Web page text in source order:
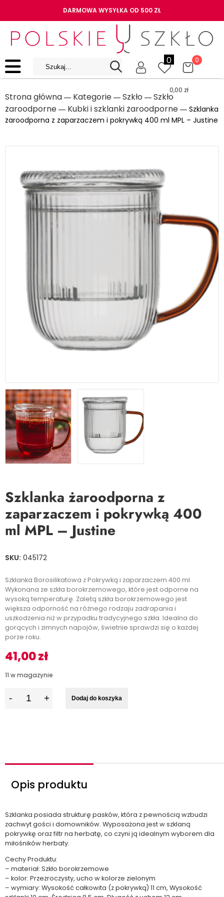
DARMOWA WYSYŁKA OD 500 ZŁ
0 0
0,00 zł
Strona główna ― Kategorie ― Szkło ― Szkło
żaroodporne ― Kubki i szklanki żaroodporne ― Szklanka
żaroodporna z zaparzaczem i pokrywką 400 ml MPL – Justine
Szklanka żaroodporna z
zaparzaczem i pokrywką 400
ml MPL – Justine
SKU: 045172
Szklanka Borosilikatowa z Pokrywką i zaparzaczem 400 ml
Wykonana ze szkła borokrzemowego, które jest odporne na
wysoką temperaturę. Zaletą szkła borokrzemowego jest
większa odporność na różnego rodzaju zadrapania i
uszkodzenia niż w przypadku tradycyjnego szkła. Idealna do
gorących i zimnych napojów, świetnie sprawdzi się o każdej
porze roku.
41,00zł
11 w magazynie
Dodaj do koszyka
Opis produktu
Szklanka posiada strukturę pasków, która z pewnością wzbudzi
zachwyt gości i domowników. Wyposażona jest w szklaną
pokrywkę oraz filtr na herbatę, co czyni ją idealnym wyborem dla
miłośników herbaty.
Cechy Produktu:
– materiał: Szkło borokrzemowe
– kolor: Przezroczysty, ucho w kolorze zielonym
– wymiary: Wysokość całkowita (z pokrywką) 11 cm, Wysokość